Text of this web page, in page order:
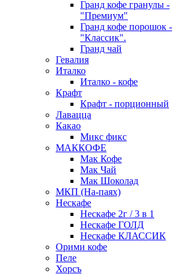
Гранд кофе гранулы -
"Премиум"
Гранд кофе порошок -
"Классик".
Гранд чай
Гевалия
Италко
Италко - кофе
Крафт
Крафт - порционный
Лавацца
Какао
Микс фикс
МАККОФЕ
Мак Кофе
Мак Чай
Мак Шоколад
МКП (На-паях)
Нескафе
Нескафе 2г / 3 в 1
Нескафе ГОЛД
Нескафе КЛАССИК
Орими кофе
Пеле
Хорсъ